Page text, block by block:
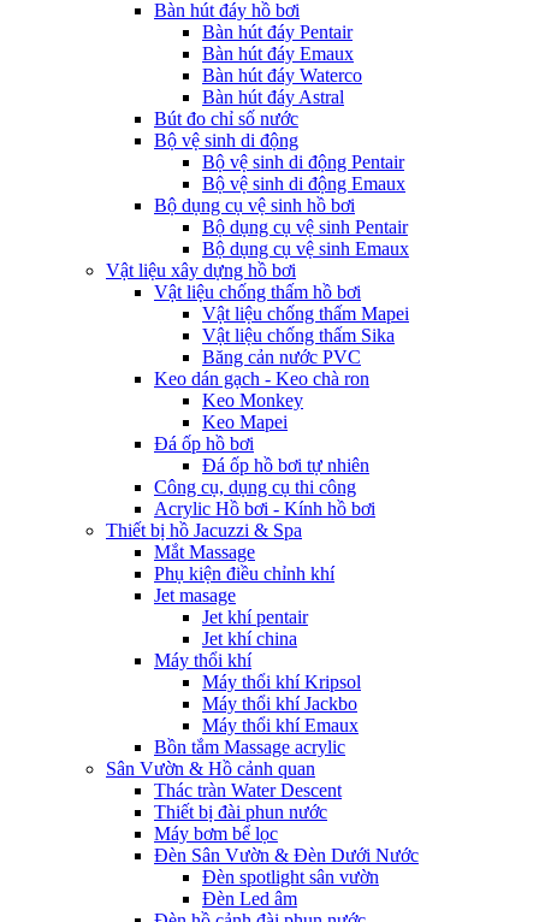
Bàn hút đáy hồ bơi
Bàn hút đáy Pentair
Bàn hút đáy Emaux
Bàn hút đáy Waterco
Bàn hút đáy Astral
Bút đo chỉ số nước
Bộ vệ sinh di động
Bộ vệ sinh di động Pentair
Bộ vệ sinh di động Emaux
Bộ dụng cụ vệ sinh hồ bơi
Bộ dụng cụ vệ sinh Pentair
Bộ dụng cụ vệ sinh Emaux
Vật liệu xây dựng hồ bơi
Vật liệu chống thấm hồ bơi
Vật liệu chống thấm Mapei
Vật liệu chống thấm Sika
Băng cản nước PVC
Keo dán gạch - Keo chà ron
Keo Monkey
Keo Mapei
Đá ốp hồ bơi
Đá ốp hồ bơi tự nhiên
Công cụ, dụng cụ thi công
Acrylic Hồ bơi - Kính hồ bơi
Thiết bị hồ Jacuzzi & Spa
Mắt Massage
Phụ kiện điều chỉnh khí
Jet masage
Jet khí pentair
Jet khí china
Máy thổi khí
Máy thổi khí Kripsol
Máy thổi khí Jackbo
Máy thổi khí Emaux
Bồn tắm Massage acrylic
Sân Vườn & Hồ cảnh quan
Thác tràn Water Descent
Thiết bị đài phun nước
Máy bơm bể lọc
Đèn Sân Vườn & Đèn Dưới Nước
Đèn spotlight sân vườn
Đèn Led âm